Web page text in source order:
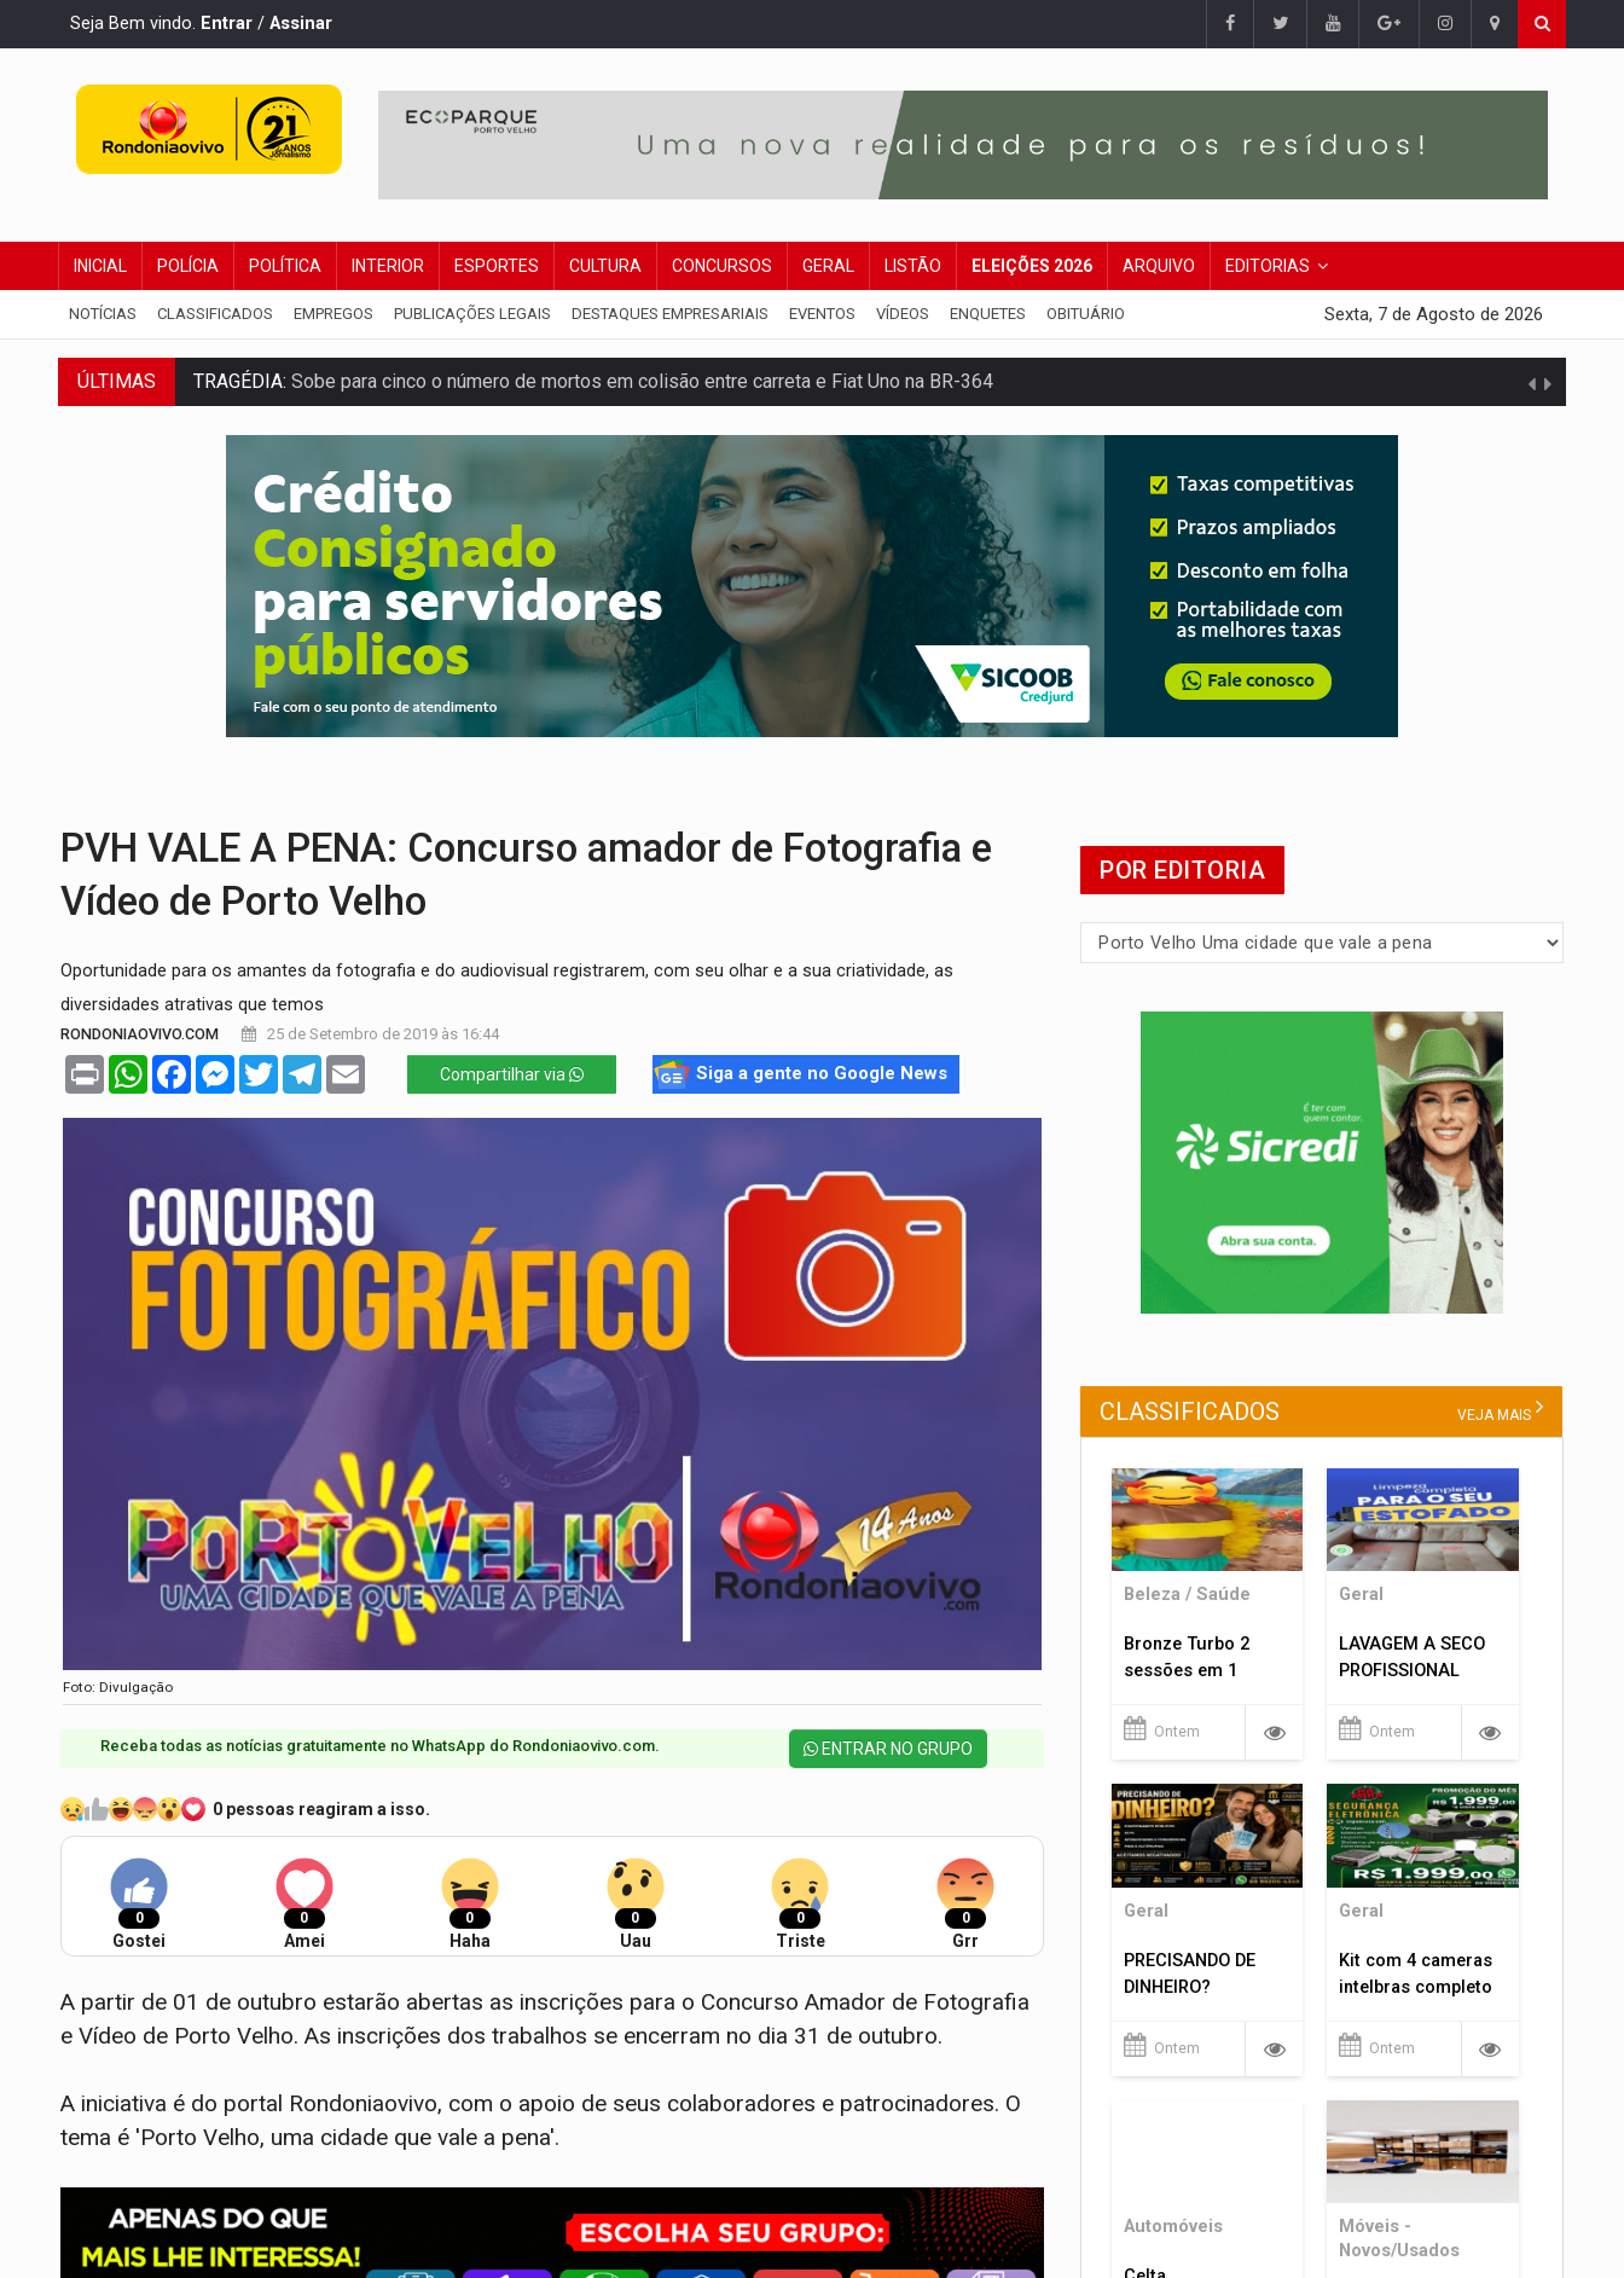
Seja Bem vindo. Entrar / Assinar
INICIAL POLÍCIA POLÍTICA INTERIOR ESPORTES CULTURA CONCURSOS GERAL LISTÃO ELEIÇÕES 2026 ARQUIVO EDITORIAS
NOTÍCIAS CLASSIFICADOS EMPREGOS PUBLICAÇÕES LEGAIS DESTAQUES EMPRESARIAIS EVENTOS VÍDEOS ENQUETES OBITUÁRIO Sexta, 7 de Agosto de 2026
ÚLTIMAS
TRAGÉDIA:Sobe para cinco o número de mortos em colisão entre carreta e Fiat Uno na BR-364
TRANSPORTE DE ARROZ:MPF assegura cumprimento da legislação sobre transporte de cargas por empresa
DEEPFAKE:Sancionada lei contra violência sexual infantil na internet e via IA
COLEGIADO:Brasil e Rússia discutem energia nuclear, defesa e ciência em Brasília
URGENTE:Colisão entre caminhão e carro deixa quatro mortos e um em estado grave na BR
ENCONTRO:Amazônia Negra ganha projeção nacional com participação de Marcela Bonfim
PREVISÃO: Porto Velho tem chances de chuvas isoladas nesta sexta-feira (7)
SINDICATOS UNIDOS: Assembleia Geral delibera greve da educação municipal em Porto Velho
PROCESSO SELETIVO:Rondoniaovivo abre oficina de Comunicação com oportunidade de integrar equipe
PVH VALE A PENA: Concurso amador de Fotografia e
Vídeo de Porto Velho
Oportunidade para os amantes da fotografia e do audiovisual registrarem, com seu olhar e a sua criatividade, as
diversidades atrativas que temos
RONDONIAOVIVO.COM 25 de Setembro de 2019 às 16:44
Print WhatsAppFacebookMessenger
TwitterTelegram Compartilhar via Siga a gente no Google News
Foto: Divulgação
Receba todas as notícias gratuitamente no WhatsApp do Rondoniaovivo.com.​ ENTRAR NO GRUPO
0 pessoas reagiram a isso.
0
Gostei
0
Amei
0
Haha
0
Uau
0
Triste
0
Grr
A partir de 01 de outubro estarão abertas as inscrições para o Concurso Amador de Fotografia
e Vídeo de Porto Velho. As inscrições dos trabalhos se encerram no dia 31 de outubro.
A iniciativa é do portal Rondoniaovivo, com o apoio de seus colaboradores e patrocinadores. O
tema é 'Porto Velho, uma cidade que vale a pena'.
POR EDITORIA
CLASSIFICADOS VEJA MAIS
Beleza / Saúde
Bronze Turbo 2
sessões em 1
Ontem
Geral
LAVAGEM A SECO
PROFISSIONAL
Ontem
Geral
PRECISANDO DE
DINHEIRO?
Ontem
Geral
Kit com 4 cameras
intelbras completo
Ontem
Automóveis
Móveis -
Novos/Usados